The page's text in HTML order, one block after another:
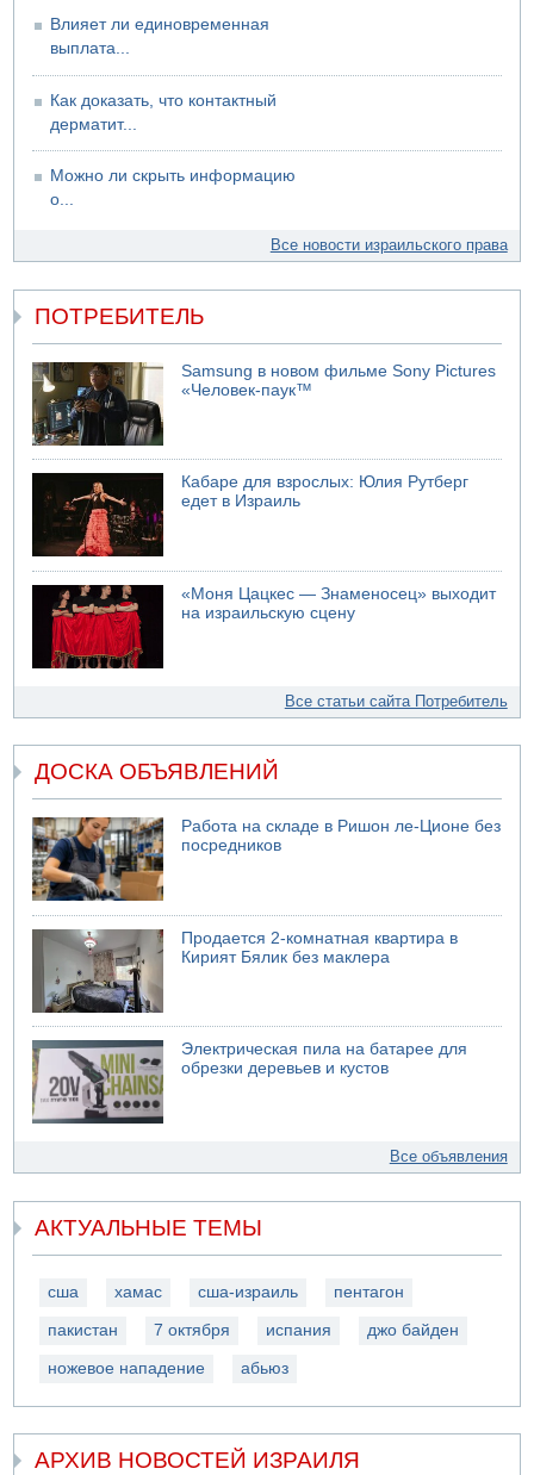
Влияет ли единовременная
выплата...
Как доказать, что контактный
дерматит...
Можно ли скрыть информацию
о...
Все новости израильского права
ПОТРЕБИТЕЛЬ
Samsung в новом фильме Sony Pictures
«Человек-паук™
Кабаре для взрослых: Юлия Рутберг
едет в Израиль
«Моня Цацкес — Знаменосец» выходит
на израильскую сцену
Все статьи сайта Потребитель
ДОСКА ОБЪЯВЛЕНИЙ
Работа на складе в Ришон ле-Ционе без
посредников
Продается 2-комнатная квартира в
Кирият Бялик без маклера
Электрическая пила на батарее для
обрезки деревьев и кустов
Все объявления
АКТУАЛЬНЫЕ ТЕМЫ
сша хамас сша-израиль пентагон
пакистан 7 октября испания джо байден
ножевое нападение абьюз
АРХИВ НОВОСТЕЙ ИЗРАИЛЯ